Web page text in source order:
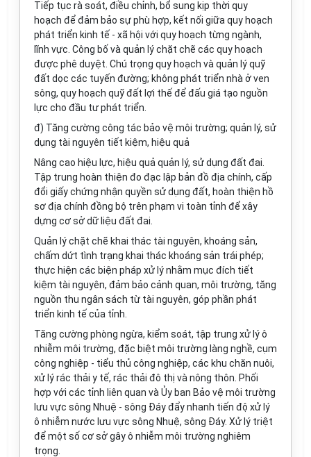
Tiếp tục rà soát, điều chỉnh, bổ sung kịp thời quy
hoạch để đảm bảo sự phù hợp, kết nối giữa quy hoạch
phát triển kinh tế - xã hội với quy hoạch từng ngành,
lĩnh vực. Công bố và quản lý chặt chẽ các quy hoạch
được phê duyệt. Chú trọng quy hoạch và quản lý quỹ
đất dọc các tuyến đường; không phát triển nhà ở ven
sông, quy hoạch quỹ đất lợi thế để đấu giá tạo nguồn
lực cho đầu tư phát triển.
đ) Tăng cường công tác bảo vệ môi trường; quản lý, sử
dụng tài nguyên tiết kiệm, hiệu quả
Nâng cao hiệu lực, hiệu quả quản lý, sử dụng đất đai.
Tập trung hoàn thiện đo đạc lập bản đồ địa chính, cấp
đổi giấy chứng nhận quyền sử dụng đất, hoàn thiện hồ
sơ địa chính đồng bộ trên phạm vi toàn tỉnh để xây
dựng cơ sở dữ liệu đất đai.
Quản lý chặt chẽ khai thác tài nguyên, khoáng sản,
chấm dứt tình trạng khai thác khoáng sản trái phép;
thực hiện các biện pháp xử lý nhằm mục đích tiết
kiệm tài nguyên, đảm bảo cảnh quan, môi trường, tăng
nguồn thu ngân sách từ tài nguyên, góp phần phát
triển kinh tế của tỉnh.
Tăng cường phòng ngừa, kiểm soát, tập trung xử lý ô
nhiễm môi trường, đặc biệt môi trường làng nghề, cụm
công nghiệp - tiểu thủ công nghiệp, các khu chăn nuôi,
xử lý rác thải y tế, rác thải đô thị và nông thôn. Phối
hợp với các tỉnh liên quan và Ủy ban Bảo vệ môi trường
lưu vực sông Nhuệ - sông Đáy đẩy nhanh tiến độ xử lý
ô nhiễm nước lưu vực sông Nhuệ, sông Đáy. Xử lý triệt
để một số cơ sở gây ô nhiễm môi trường nghiêm
trọng.